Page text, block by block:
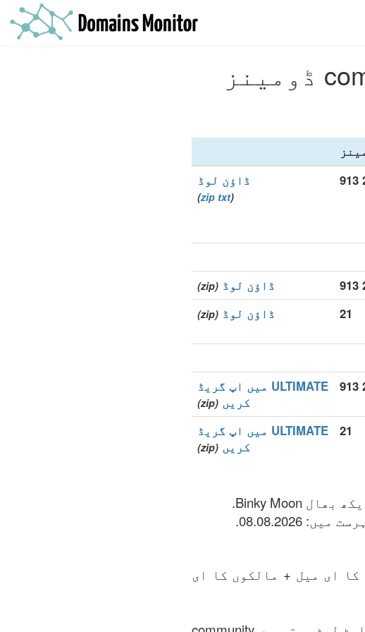
ڈاؤن لوڈ
(
zip txt
)
ڈاؤن لوڈ (zip)
21 ڈاؤن لوڈ (zip)
ULTIMATE میں اپ گریڈ
کریں (zip)
21
ULTIMATE میں اپ گریڈ
کریں (zip)
ای میل + مالکوں کا ای